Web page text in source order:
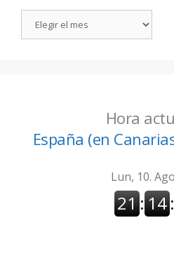
Hora
España (en